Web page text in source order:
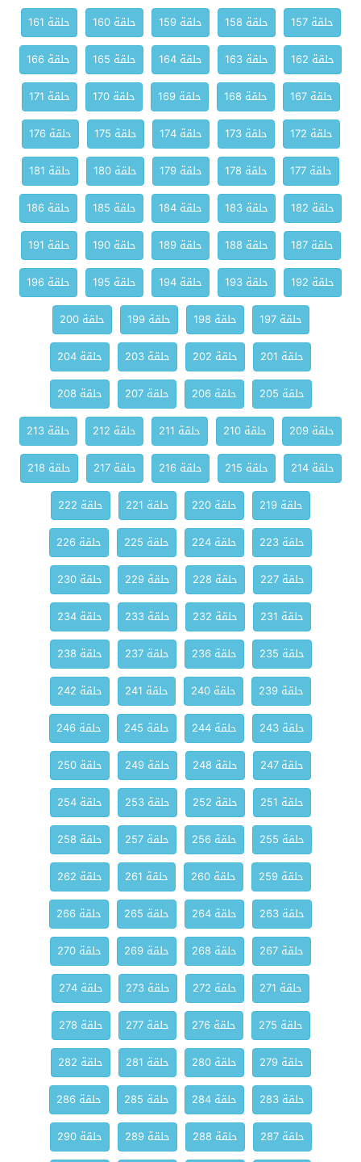
حلقة 157 حلقة 158 حلقة 159 حلقة 160
حلقة 161
حلقة 162
حلقة 163 حلقة 164 حلقة 165
حلقة 166
حلقة 167
حلقة 168 حلقة 169 حلقة 170
حلقة 171
حلقة 172
حلقة 173 حلقة 174 حلقة 175
حلقة 176
حلقة 177
حلقة 178 حلقة 179 حلقة 180
حلقة 181
حلقة 182
حلقة 183 حلقة 184 حلقة 185
حلقة 186
حلقة 187
حلقة 188 حلقة 189 حلقة 190
حلقة 191
حلقة 192
حلقة 193 حلقة 194 حلقة 195
حلقة 196
حلقة 197
حلقة 198 حلقة 199
حلقة 200
حلقة 201
حلقة 202 حلقة 203
حلقة 204
حلقة 205
حلقة 206 حلقة 207
حلقة 208
حلقة 209
حلقة 210 حلقة 211 حلقة 212
حلقة 213
حلقة 214
حلقة 215 حلقة 216 حلقة 217
حلقة 218
حلقة 219
حلقة 220 حلقة 221
حلقة 222
حلقة 223
حلقة 224 حلقة 225
حلقة 226
حلقة 227
حلقة 228 حلقة 229
حلقة 230
حلقة 231
حلقة 232 حلقة 233
حلقة 234
حلقة 235
حلقة 236 حلقة 237
حلقة 238
حلقة 239
حلقة 240 حلقة 241
حلقة 242
حلقة 243
حلقة 244 حلقة 245
حلقة 246
حلقة 247
حلقة 248 حلقة 249
حلقة 250
حلقة 251
حلقة 252 حلقة 253
حلقة 254
حلقة 255
حلقة 256 حلقة 257
حلقة 258
حلقة 259
حلقة 260 حلقة 261
حلقة 262
حلقة 263
حلقة 264 حلقة 265
حلقة 266
حلقة 267
حلقة 268 حلقة 269
حلقة 270
حلقة 271
حلقة 272 حلقة 273
حلقة 274
حلقة 275
حلقة 276 حلقة 277
حلقة 278
حلقة 279
حلقة 280 حلقة 281
حلقة 282
حلقة 283
حلقة 284 حلقة 285
حلقة 286
حلقة 287
حلقة 288 حلقة 289
حلقة 290